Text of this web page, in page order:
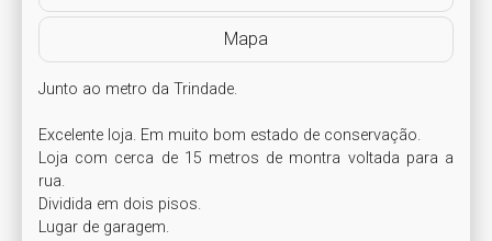
Mapa
Junto ao metro da Trindade.
Excelente loja. Em muito bom estado de conservação.
Loja com cerca de 15 metros de montra voltada para a
rua.
Dividida em dois pisos.
Lugar de garagem.